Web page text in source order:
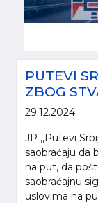
PUTEVI
ZBOG
29.12.2024.
JP ,,Putevi
saobraćaju da
na put, da
saobraćajnu
uslovima na